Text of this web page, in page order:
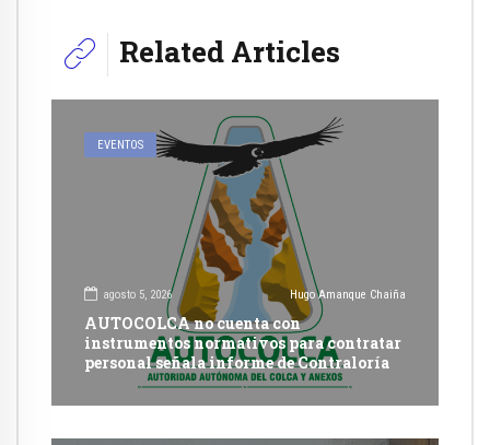
Related Articles
EVENTOS
agosto 5, 2026 Hugo Amanque Chaiña
AUTOCOLCA no cuenta con
instrumentos normativos para contratar
personal señala informe de Contraloría